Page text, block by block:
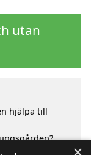
utan
hjälpa till